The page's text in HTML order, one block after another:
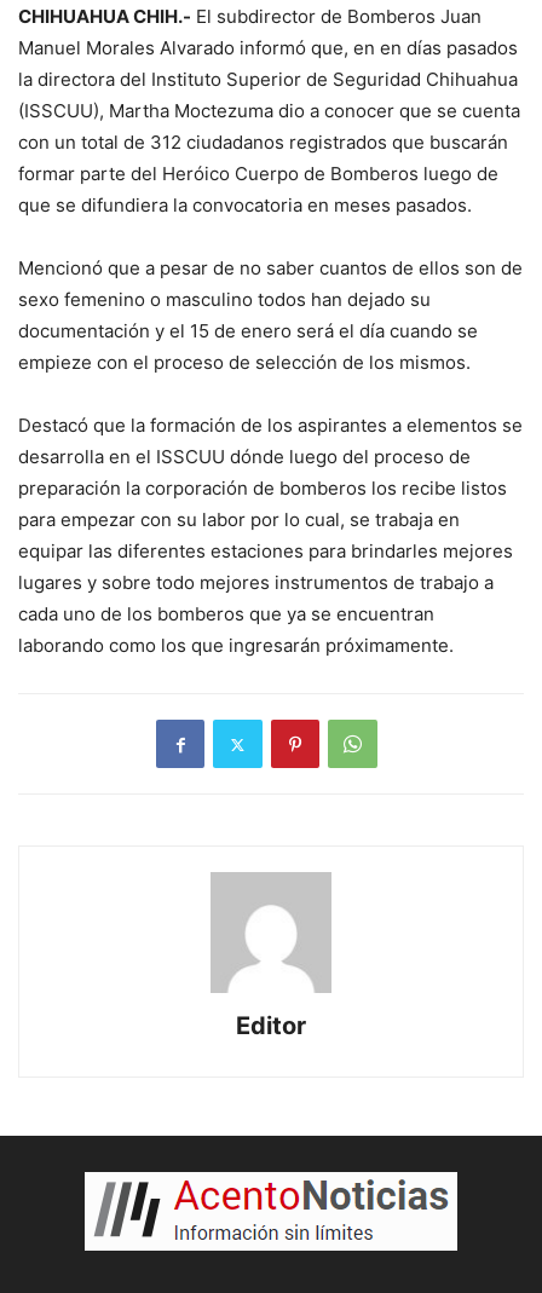
CHIHUAHUA CHIH.- El subdirector de Bomberos Juan
Manuel Morales Alvarado informó que, en en días pasados
la directora del Instituto Superior de Seguridad Chihuahua
(ISSCUU), Martha Moctezuma dio a conocer que se cuenta
con un total de 312 ciudadanos registrados que buscarán
formar parte del Heróico Cuerpo de Bomberos luego de
que se difundiera la convocatoria en meses pasados.
Mencionó que a pesar de no saber cuantos de ellos son de
sexo femenino o masculino todos han dejado su
documentación y el 15 de enero será el día cuando se
empieze con el proceso de selección de los mismos.
Destacó que la formación de los aspirantes a elementos se
desarrolla en el ISSCUU dónde luego del proceso de
preparación la corporación de bomberos los recibe listos
para empezar con su labor por lo cual, se trabaja en
equipar las diferentes estaciones para brindarles mejores
lugares y sobre todo mejores instrumentos de trabajo a
cada uno de los bomberos que ya se encuentran
laborando como los que ingresarán próximamente.
Editor